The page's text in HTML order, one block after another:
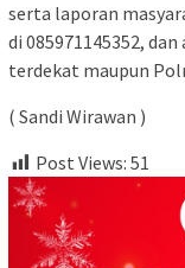
serta laporan
di 085971145352,
terdekat maupun
( Sandi Wirawan )
Post Views: 51